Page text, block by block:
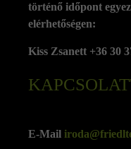
történő időpont
elérhetőségen:
Kiss Zsanett +36 30
E-Mail